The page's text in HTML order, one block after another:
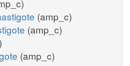
(amp_c)
(amp_c)
(amp_c)